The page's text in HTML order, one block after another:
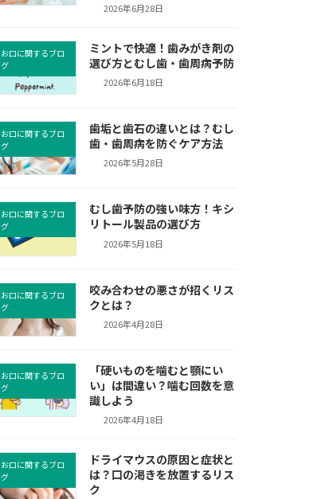
2026年6月28日
お口に関するブロ
グ
ミントで快適！歯みがき剤の
選び方とむし歯・歯周病予防
2026年6月18日
お口に関するブロ
グ
歯垢と歯石の違いとは？むし
歯・歯周病を防ぐケア方法
2026年5月28日
お口に関するブロ
グ
むし歯予防の強い味方！キシ
リトール製品の選び方
2026年5月18日
お口に関するブロ
グ
咬み合わせの悪さが招くリス
クとは？
2026年4月28日
お口に関するブロ
グ
「硬いものを噛むと顎にい
い」は間違い？噛む回数を意
識しよう
2026年4月18日
お口に関するブロ
グ
ドライマウスの原因と症状と
は？口の渇きを放置するリス
ク